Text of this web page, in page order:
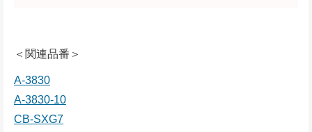
＜関連品番＞
A-3830
A-3830-10
CB-SXG7